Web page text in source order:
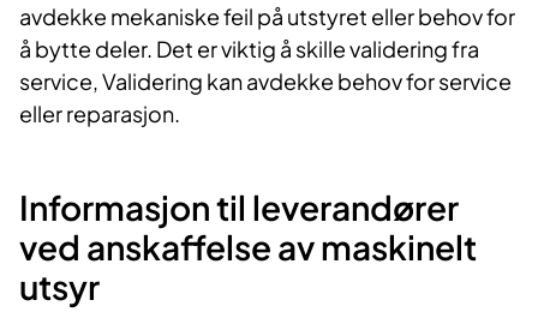
avdekke mekaniske feil på utstyret eller behov for
å bytte deler. Det er viktig å skille validering fra
service, Validering kan avdekke behov for service
eller reparasjon.
Informasjon til leverandører
ved anskaffelse av maskinelt
utsyr